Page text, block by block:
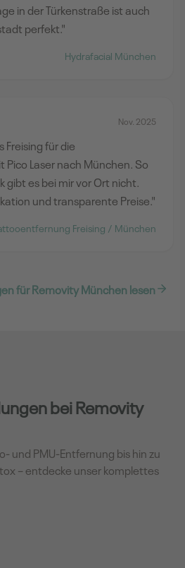
in der Türkenstraße ist auch
perfekt."
Hydrafacial München
Nov. 2025
Freising für die
Laser nach München. So
gibt es bei mir vor Ort nicht.
und transparente Preise."
Freising / München
für Removity München lesen
bei Removity
und PMU-Entfernung bis hin zu
– entdecke unser komplettes